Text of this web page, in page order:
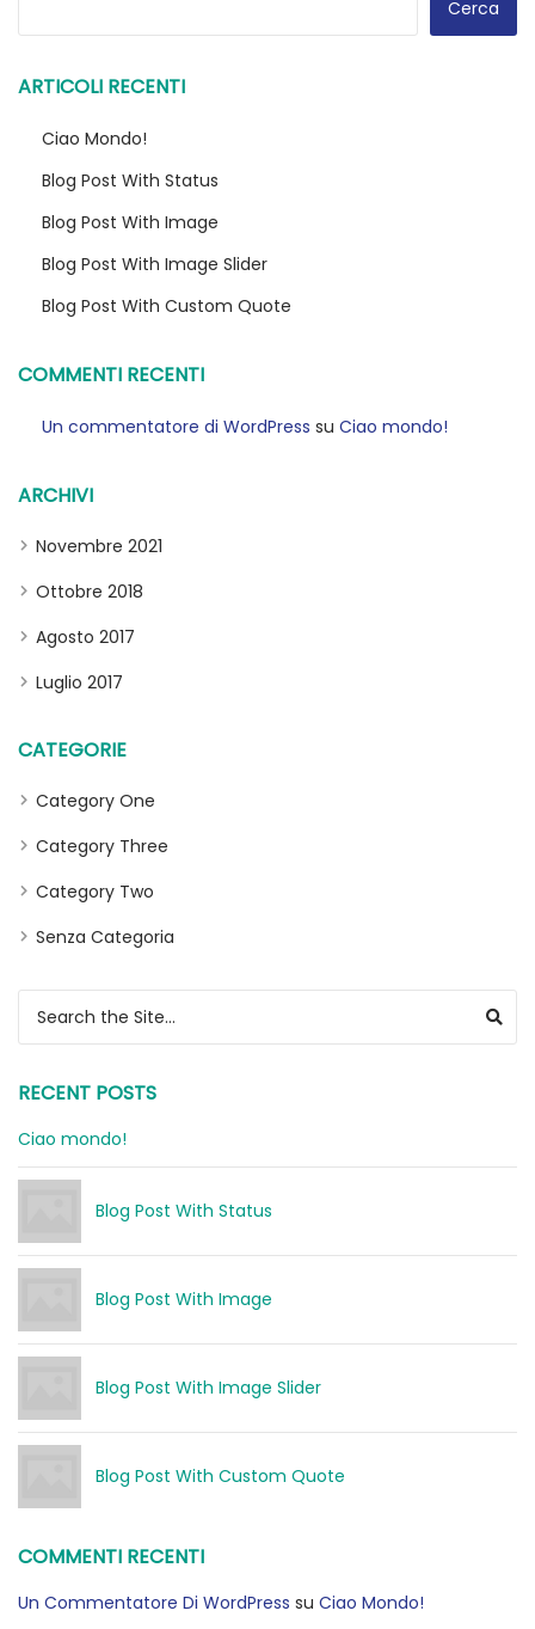
Cerca
ARTICOLI RECENTI
Ciao Mondo!
Blog Post With Status
Blog Post With Image
Blog Post With Image Slider
Blog Post With Custom Quote
COMMENTI RECENTI
Un commentatore di WordPress su Ciao mondo!
ARCHIVI
Novembre 2021
Ottobre 2018
Agosto 2017
Luglio 2017
CATEGORIE
Category One
Category Three
Category Two
Senza Categoria
RECENT POSTS
Ciao mondo!
Blog Post With Status
Blog Post With Image
Blog Post With Image Slider
Blog Post With Custom Quote
COMMENTI RECENTI
Un Commentatore Di WordPress su Ciao Mondo!